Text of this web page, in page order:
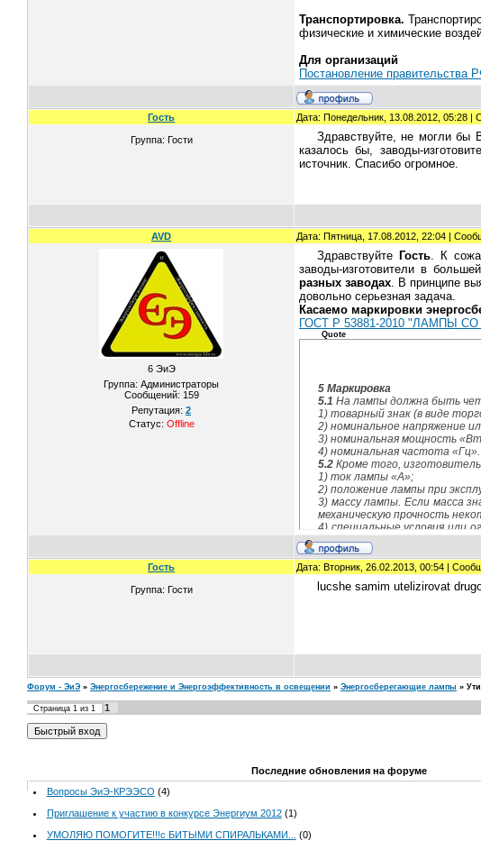
Транспортировка.
физические и химические
Для организаций
Постановление правительства
Гость Дата: Понедельник, 13.08.2012, 05:28 |
Группа: Гости
Здравствуйте, не могли бы
казалось бы, заводы-
источник. Спасибо огромное.
AVD Дата: Пятница, 17.08.2012, 22:04 |
6 ЭиЭ
Группа: Администраторы
Сообщений: 159
Репутация: 2
Статус: Offline
Здравствуйте Гость. К
заводы-изготовители в
разных заводах. В принципе
довольно серьезная задача.
Касаемо маркировки
ГОСТ Р 53881-2010 "ЛАМПЫ
Quote
5 Маркировка
5.1 На лампы должна быть
1) товарный знак (в виде
2) номинальное напряжение
3) номинальная мощность
4) номинальная частота «Гц».
5.2 Кроме того,
1) ток лампы «А»;
2) положение лампы при
3) массу лампы. Если масса
механическую прочность
4) специальные условия или
световыми датчиками. Если
5)для люминесцентных ламп
включения, которое
5.3Соответствие проверяют
1)наличие и четкость
Гость Дата: Вторник, 26.02.2013, 00:54 |
Группа: Гости lucshe samim utelizirovat
Форум - ЭиЭ » Энергосбережение и Энергоэффективность в освещении » Энергосберегающие лампы »
Страница 1 из 1
1
Последние обновления на форуме
Вопросы ЭиЭ-КРЭЭСО (4)
Приглашение к участию в конкурсе Энергиум 2012 (1)
УМОЛЯЮ ПОМОГИТЕ!!!с БИТЫМИ СПИРАЛЬКАМИ...
(0)